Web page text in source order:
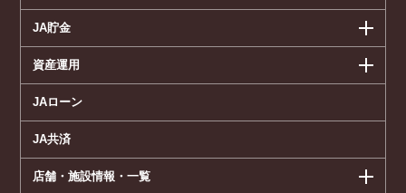
JA貯金
資産運用
JAローン
JA共済
店舗・施設情報・一覧